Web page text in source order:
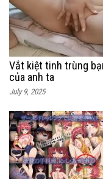
Vắt kiệt tinh trùng
của anh ta
July 9, 2025